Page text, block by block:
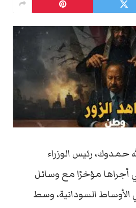
حمدوك، رئيس الوزراء
أجراها مؤخرًا مع وسائل
الأوساط السودانية، وسط